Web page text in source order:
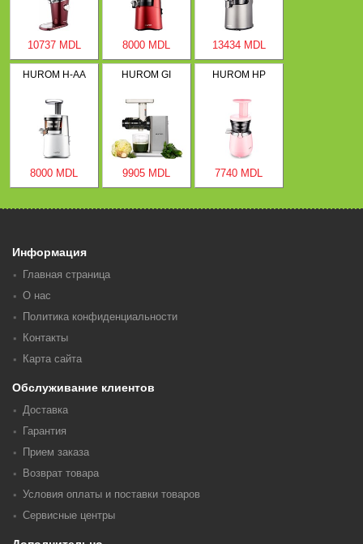
10737 MDL 8000 MDL 13434 MDL
HUROM H-AA
8000 MDL
HUROM GI
9905 MDL
HUROM HP
7740 MDL
Информация
Главная страница
О нас
Политика конфиденциальности
Контакты
Карта сайта
Обслуживание клиентов
Доставка
Гарантия
Прием заказа
Возврат товара
Условия оплаты и поставки товаров
Сервисные центры